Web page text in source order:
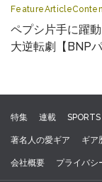
ペプシ片手に躍
大逆転劇【BNP
特集 連載
著名人の愛ギア ギア
会社概要 プライバシ